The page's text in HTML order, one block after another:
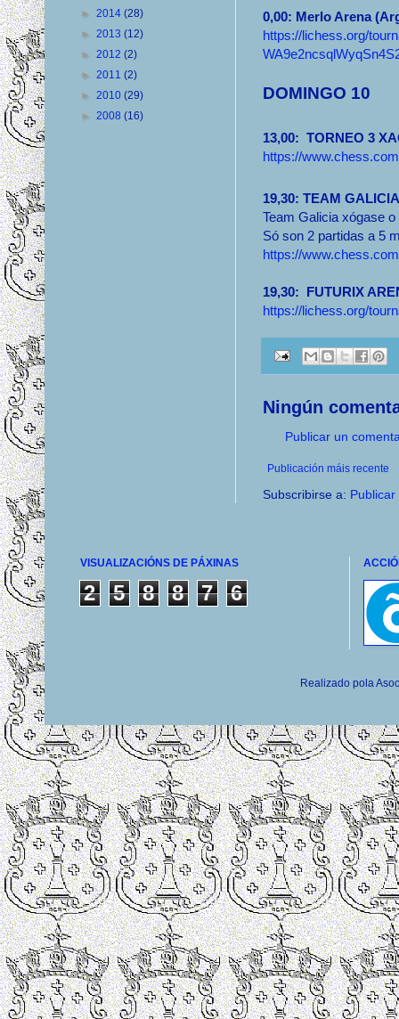
0,00: Merlo Arena
https://lichess.org/
DOMINGO 10
13,00: TORNEO 3
https://
19,30: TEAM
Team Galicia xógase
Só son 2 partidas a 5
https://
19,30: FUTURIX
https://lichess.org/
Ningún
Publicar un
Publicación máis recente
Subscribirse a:
► 2014 (28)
► 2013 (12)
► 2012 (2)
► 2011 (2)
► 2010 (29)
► 2008 (16)
VISUALIZACIÓNS DE PÁXINAS
2 5 8 8 7 6
Realizado pola